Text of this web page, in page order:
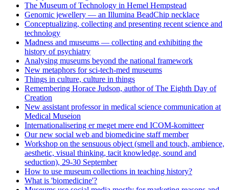
The Museum of Technology in Hemel Hempstead
Genomic jewellery — an Illumina BeadChip necklace
Conceptualizing, collecting and presenting recent science and
technology
Madness and museums — collecting and exhibiting the
history of psychiatry
Analysing museums beyond the national framework
New metaphors for sci-tech-med museums
Things in culture, culture in things
Remembering Horace Judson, author of The Eighth Day of
Creation
New assistant professor in medical science communication at
Medical Museion
Internationalisering er meget mere end ICOM-komitteer
Our new social web and biomedicine staff member
Workshop on the sensuous object (smell and touch, ambience,
aesthetic, visual thinking, tacit knowledge, sound and
seduction), 29-30 September
How to use museum collections in teaching history?
What is 'biomedicine'?